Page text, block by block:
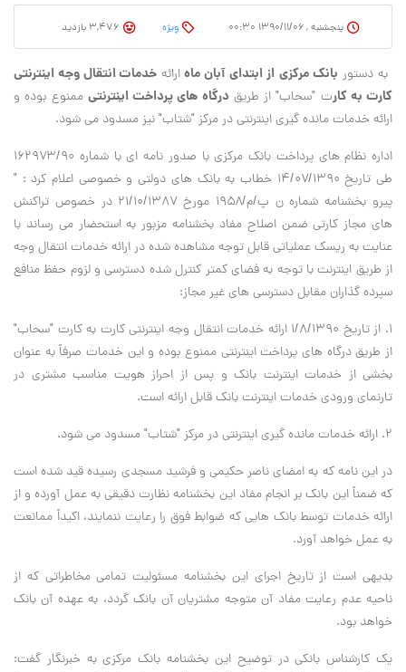
پنجشنبه , ۱۳۹۰/۱۱/۰۶ ۰۰:۳۰ وِیژه
به دستور بانک مرکزی از ابتدای آبان ماهارائه خدمات انتقال وجه اینترنتی
کارت به کارت "سحاب" از طریق درگاه های پرداخت اینترنتی ممنوع بوده و
ارائه خدمات مانده گیری اینترنتی در مرکز "شتاب" نیز مسدود می شود.
اداره نظام های پرداخت بانک مرکزی با صدور نامه ای با شماره ۱۶۲۹۷۳/۹۰
طی تاریخ ۱۴/۰۷/۱۳۹۰ خطاب به بانک های دولتی و خصوصی اعلام کرد : "
پیرو بخشنامه شماره ن پ/م/۱۹۵۸ مورخ ۲۱/۱۰/۱۳۸۷ در خصوص تراکنش
های مجاز کارتی ضمن اصلاح مفاد بخشنامه مزبور به استحضار می رساند با
عنایت به ریسک عملیاتی قابل توجه مشاهده شده در ارائه خدمات انتقال وجه
از طریق اینترنت با توجه به فضای کمتر کنترل شده دسترسی و لزوم حفظ منافع
سپرده گذاران مقابل دسترسی های غیر مجاز:
۱. از تاریخ ۱/۸/۱۳۹۰ ارائه خدمات انتقال وجه اینترنتی کارت به کارت "سحاب"
از طریق درگاه های پرداخت اینترنتی ممنوع بوده و این خدمات صرفاً به عنوان
بخشی از خدمات اینترنت بانک و پس از احراز هویت مناسب مشتری در
تارنمای ورودی خدمات اینترنت بانک قابل ارائه است.
۲. ارائه خدمات مانده گیری اینترنتی در مرکز "شتاب" مسدود می شود.
در این نامه که به امضای ناصر حکیمی و فرشید مسجدی رسیده قید شده است
که ضمناً این بانک بر انجام مفاد این بخشنامه نظارت دقیقی به عمل آورده و از
ارائه خدمات توسط بانک هایی که ضوابط فوق را رعایت ننمایند، اکیداً ممانعت
به عمل خواهد آورد.
بدیهی است از تاریخ اجرای این بخشنامه مسئولیت تمامی مخاطراتی که از
ناحیه عدم رعایت مفاد آن متوجه مشتریان آن بانک گردد، به عهده آن بانک
خواهد بود.
یک کارشناس بانکی در توضیح این بخشنامه بانک مرکزی به خبرنگار گفت: